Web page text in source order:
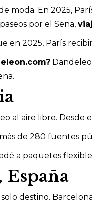
moda. En 2025,
por el Sena,
en 2025, París
al aire libre. Desde
de 280 fuentes
a paquetes
España
destino.